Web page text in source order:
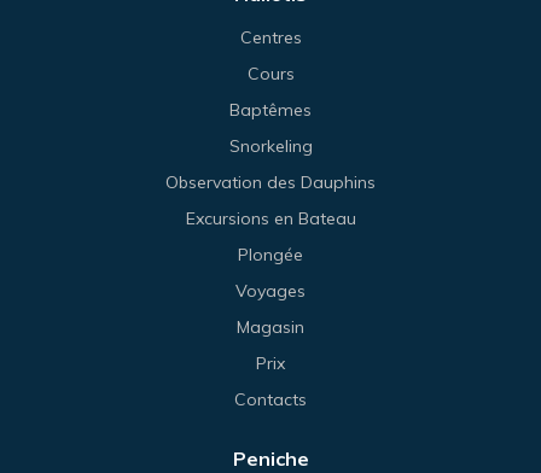
Centres
Cours
Baptêmes
Snorkeling
Observation des Dauphins
Excursions en Bateau
Plongée
Voyages
Magasin
Prix
Contacts
Peniche